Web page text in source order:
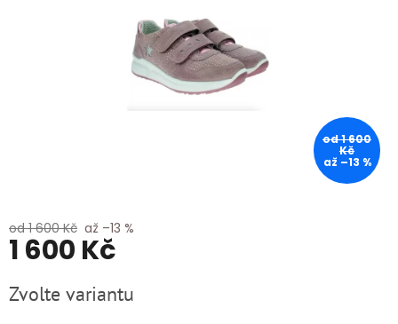
od 1 600
Kč
až –13 %
od 1 600 Kč až –13 %
1 600 Kč
cena:
Zvolte variantu